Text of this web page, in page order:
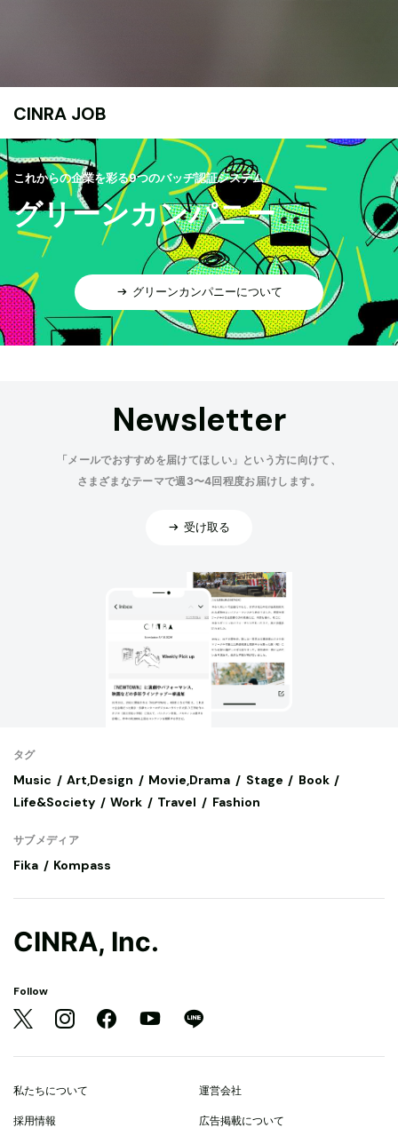
CINRA JOB
これからの企業を彩る9つのバッヂ認証システム
グリーンカンパニー
グリーンカンパニーについて
Newsletter
「メールでおすすめを届けてほしい」という方に向けて、
さまざまなテーマで週3〜4回程度お届けします。
受け取る
タグ
Music Art,Design Movie,Drama Stage
Book
Life&Society
Work Travel Fashion
サブメディア
Fika Kompass
CINRA, Inc.
Follow
私たちについて 運営会社
採用情報 広告掲載について